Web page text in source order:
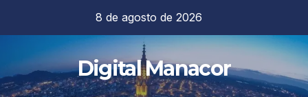
contenido
8 de agosto de 2026
Digital Manacor